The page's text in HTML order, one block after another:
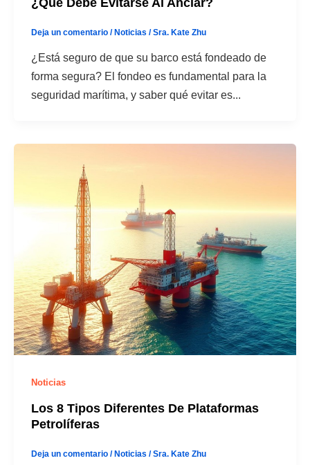
Deja un comentario /Noticias /Sra. Kate Zhu
¿Está seguro de que su barco está fondeado de
forma segura? El fondeo es fundamental para la
seguridad marítima, y saber qué evitar es...
Noticias
Los 8 Tipos Diferentes De Plataformas
Petrolíferas
Deja un comentario /Noticias /Sra. Kate Zhu